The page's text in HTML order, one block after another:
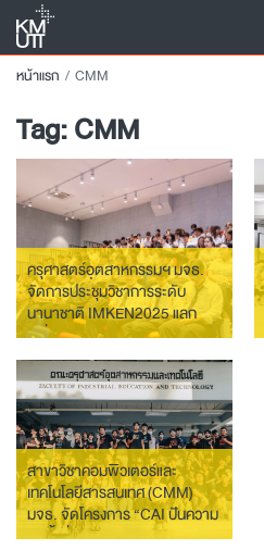
หน้าแรก CMM
Tag:CMM
ครุศาสตร์อุตสาหกรรมฯ มจธ.
จัดการประชุมวิชาการระดับ
นานาชาติ IMKEN2025 แลก
เปลี่ยนองค์ความรู้ด้านการศึกษา
ยุคใหม่
สาขาวิชาคอมพิวเตอร์และ
เทคโนโลยีสารสนเทศ (CMM)
มจธ. จัดโครงการ “CAI ปันความ
รู้ ครั้งที่ 9 ตอน เรียนอย่าแบด แซด